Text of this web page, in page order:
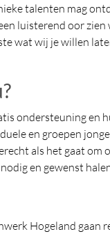
talenten mag
luisterend oor zien
wat wij je willen
ondersteuning en
en groepen
als het gaat
en gewenst
Hogeland gaan